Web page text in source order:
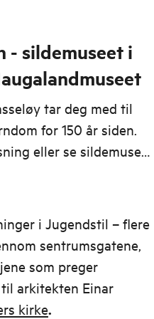
- sildemuseet i
tar deg med til
for 150 år siden.
eller se sildemuseet
i Jugendstil – flere
sentrumsgatene,
som preger
arkitekten Einar
kirke.